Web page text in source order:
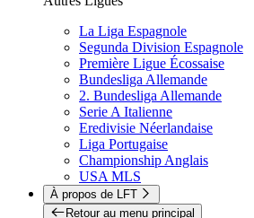
La Liga Espagnole
Segunda Division Espagnole
Première Ligue Écossaise
Bundesliga Allemande
2. Bundesliga Allemande
Serie A Italienne
Eredivisie Néerlandaise
Liga Portugaise
Championship Anglais
USA MLS
À propos de LFT
Retour au menu principal